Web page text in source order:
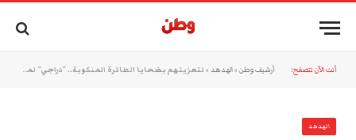
أنت الآن تتصفح: أرشيف وطن »الهدهد » لتعزيتهم بضحايا الطائرة المنكوبة.. “دراجي” لمعتصمي مخيمات العودة في غزة: شكرا على وقفتكم رغم محنتكم
الهدهد